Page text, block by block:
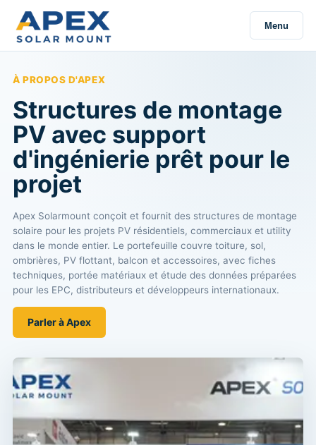
Menu
À PROPOS D'APEX
Structures de montage
PV avec support
d'ingénierie prêt pour le
projet
Apex Solarmount conçoit et fournit des structures de montage
solaire pour les projets PV résidentiels, commerciaux et utility
dans le monde entier. Le portefeuille couvre toiture, sol,
ombrières, PV flottant, balcon et accessoires, avec fiches
techniques, portée matériaux et étude des données préparées
pour les EPC, distributeurs et développeurs internationaux.
Parler à Apex